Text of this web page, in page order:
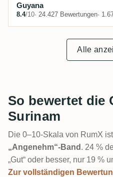
Guyana
8.4/10· 24.427 Bewertungen·
Alle
So bewertet die
Surinam
Die 0–10-Skala von RumX
„Angenehm“-Band . 24 %
„Gut“ oder besser, nur 19 %
Zur vollständigen